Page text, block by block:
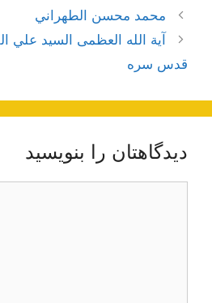
ناوبری
نوشته‌ها
محمد محسن الطهراني
آية الله العظمى السيد علي
قدس سره
دیدگاهتان را بنویسید